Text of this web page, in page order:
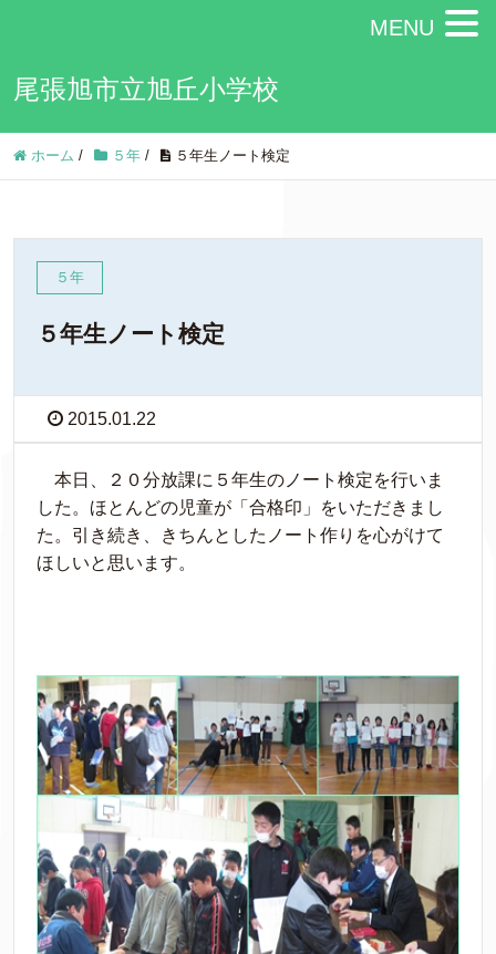
尾張旭市立旭丘小学校
ホーム / ５年 / ５年生ノート検定
５年
５年生ノート検定
2015.01.22
本日、２０分放課に５年生のノート検定を行いま
した。ほとんどの児童が「合格印」をいただきまし
た。引き続き、きちんとしたノート作りを心がけて
ほしいと思います。
MENU